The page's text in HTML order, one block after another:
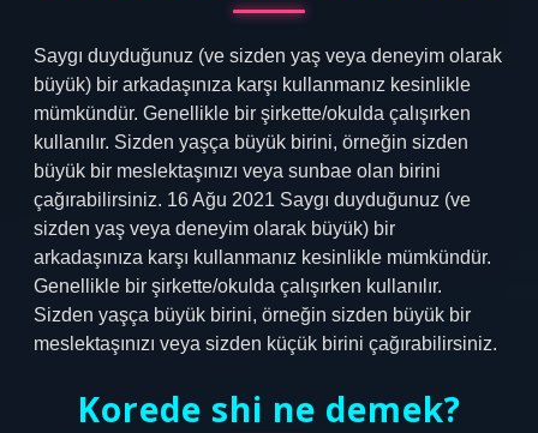
Saygı duyduğunuz (ve sizden yaş veya deneyim olarak
büyük) bir arkadaşınıza karşı kullanmanız kesinlikle
mümkündür. Genellikle bir şirkette/okulda çalışırken
kullanılır. Sizden yaşça büyük birini, örneğin sizden
büyük bir meslektaşınızı veya sunbae olan birini
çağırabilirsiniz. 16 Ağu 2021 Saygı duyduğunuz (ve
sizden yaş veya deneyim olarak büyük) bir
arkadaşınıza karşı kullanmanız kesinlikle mümkündür.
Genellikle bir şirkette/okulda çalışırken kullanılır.
Sizden yaşça büyük birini, örneğin sizden büyük bir
meslektaşınızı veya sizden küçük birini çağırabilirsiniz.
Korede shi ne demek?